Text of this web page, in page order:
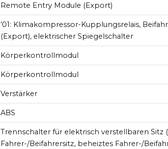
Remote Entry Module (Export)
’01: Klimakompressor-Kupplungsrelais,
(Export), elektrischer Spiegelschalter
Körperkontrollmodul
Körperkontrollmodul
Verstärker
ABS
Trennschalter für elektrisch verstellbaren Sitz
Fahrer-/Beifahrersitz, beheiztes Fahrer-/